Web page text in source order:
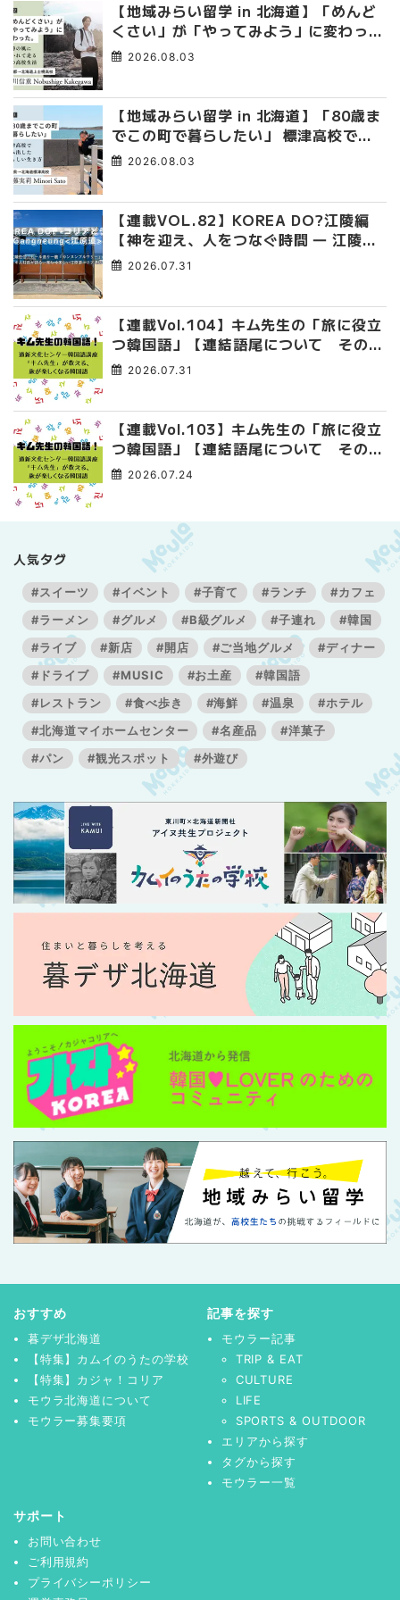
【地域みらい留学 in 北海道】「めんど
くさい」が「やってみよう」に変わっ
た。 十勝の風に吹かれて走る、僕の泥
2026.08.03
【地域みらい留学 in 北海道】「80歳ま
でこの町で暮らしたい」 標津高校で踏
み出した、私らしい生き方
2026.08.03
【連載VOL.82】KOREA DO?江陵編
【神を迎え、人をつなぐ時間 ― 江陵端
午祭 】
2026.07.31
【連載Vol.104】キム先生の「旅に役立
つ韓国語」【連結語尾について その
4】2026.07.31
【連載Vol.103】キム先生の「旅に役立
つ韓国語」【連結語尾について その
3】2026.07.24
人気タグ
#スイーツ #イベント #子育て #ランチ
#カフェ
#ラーメン
#グルメ #B級グルメ #子連れ
#韓国
#ライブ
#新店 #開店 #ご当地グルメ
#ディナー
#ドライブ
#MUSIC #お土産
#韓国語
#レストラン
#食べ歩き #海鮮 #温泉
#ホテル
#北海道マイホームセンター
#名産品
#洋菓子
#パン
#観光スポット #外遊び
おすすめ
暮デザ北海道
【特集】カムイのうたの学校
【特集】カジャ！コリア
モウラ北海道について
モウラー募集要項
記事を探す
モウラー記事
TRIP & EAT
CULTURE
LIFE
SPORTS & OUTDOOR
エリアから探す
タグから探す
モウラー一覧
サポート
お問い合わせ
ご利用規約
プライバシーポリシー